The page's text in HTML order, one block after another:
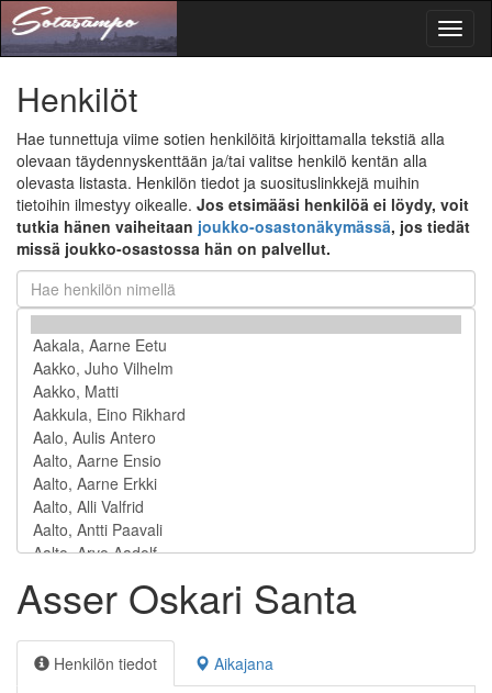
Henkilöt
Hae tunnettuja viime sotien henkilöitä kirjoittamalla tekstiä alla
olevaan täydennyskenttään ja/tai valitse henkilö kentän alla
olevasta listasta. Henkilön tiedot ja suosituslinkkejä muihin
tietoihin ilmestyy oikealle. Jos etsimääsi henkilöä ei löydy, voit
tutkia hänen vaiheitaan joukko-osastonäkymässä, jos tiedät
missä joukko-osastossa hän on palvellut.
Asser Oskari Santa
Henkilön tiedot Aikajana